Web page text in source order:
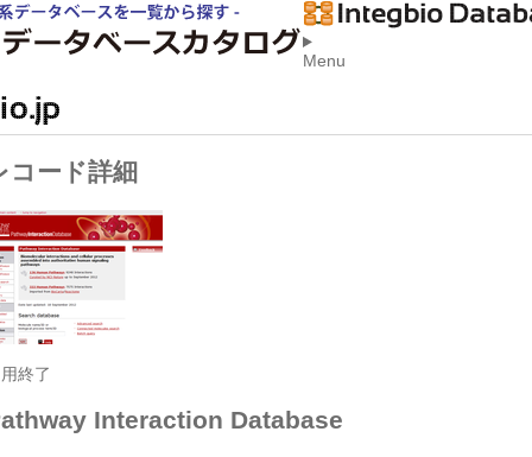
Menu
コード詳細
終了
Interaction Database